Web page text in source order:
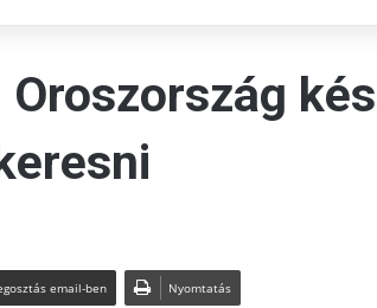
email-ben Nyomtatás